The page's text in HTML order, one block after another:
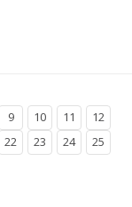
9 10 11
12
22 23 24 25